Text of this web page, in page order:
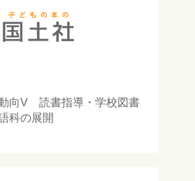
向V 読書指導・学校図書
科の展開